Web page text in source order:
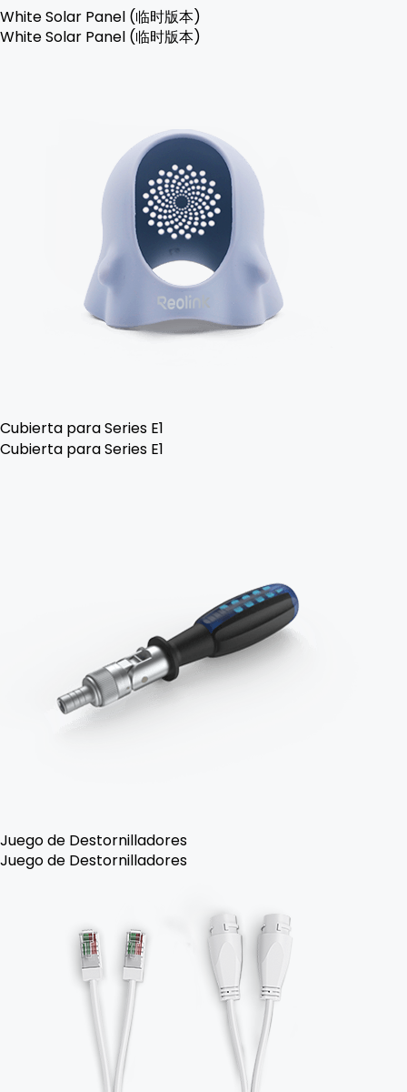
White Solar Panel (临时版本)
White Solar Panel (临时版本)
Cubierta para Series E1
Cubierta para Series E1
Juego de Destornilladores
Juego de Destornilladores